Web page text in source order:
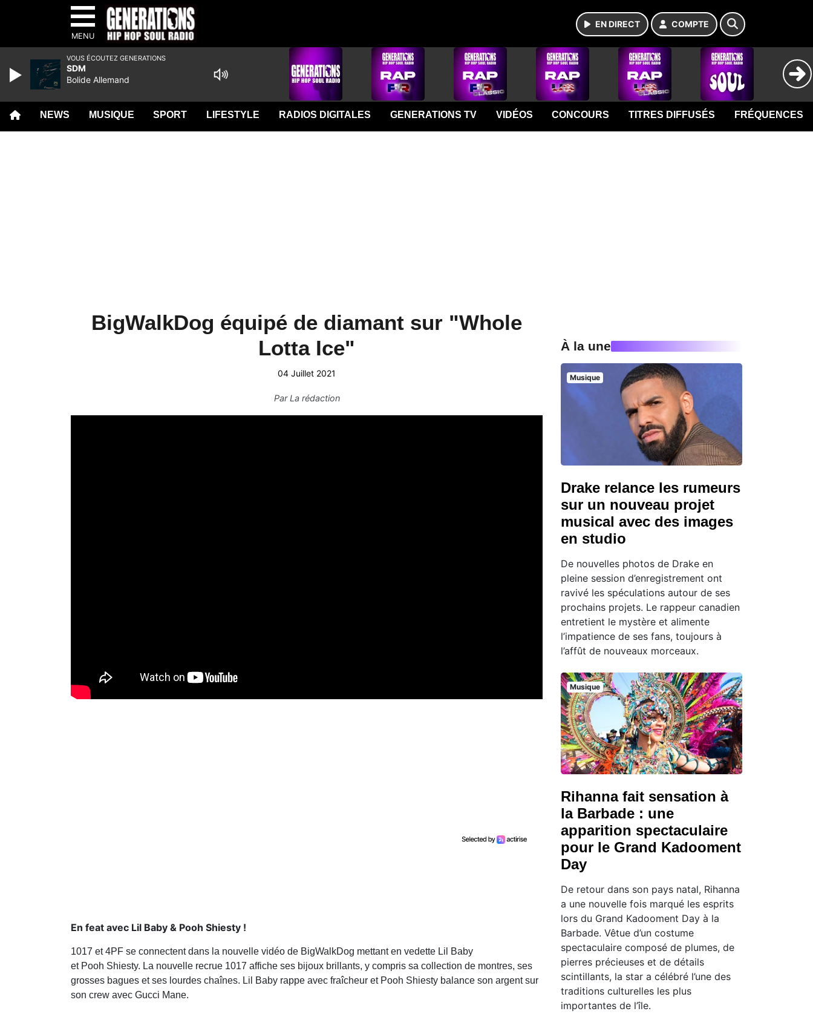
MENU
EN DIRECT COMPTE
NEWS MUSIQUE SPORT LIFESTYLE RADIOS DIGITALES GENERATIONS TV VIDÉOS CONCOURS TITRES DIFFUSÉS FRÉQUENCES
BigWalkDog équipé de diamant sur "Whole
Lotta Ice"
04 Juillet 2021
ParLa rédaction
En feat avec Lil Baby & Pooh Shiesty !
1017 et 4PF se connectent dans la nouvelle vidéo de BigWalkDog mettant en vedette Lil Baby
et Pooh Shiesty. La nouvelle recrue 1017 affiche ses bijoux brillants, y compris sa collection de montres, ses
grosses bagues et ses lourdes chaînes. Lil Baby rappe avec fraîcheur et Pooh Shiesty balance son argent sur
son crew avec Gucci Mane.
À la une
Musique
Drake relance les rumeurs
sur un nouveau projet
musical avec des images
en studio
De nouvelles photos de Drake en
pleine session d’enregistrement ont
ravivé les spéculations autour de ses
prochains projets. Le rappeur canadien
entretient le mystère et alimente
l’impatience de ses fans, toujours à
l’affût de nouveaux morceaux.
Musique
Rihanna fait sensation à
la Barbade : une
apparition spectaculaire
pour le Grand Kadooment
Day
De retour dans son pays natal, Rihanna
a une nouvelle fois marqué les esprits
lors du Grand Kadooment Day à la
Barbade. Vêtue d’un costume
spectaculaire composé de plumes, de
pierres précieuses et de détails
scintillants, la star a célébré l’une des
traditions culturelles les plus
importantes de l’île.
VOUS ÉCOUTEZ GENERATIONS
SDM
Bolide Allemand